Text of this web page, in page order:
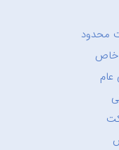
محدود
خاص